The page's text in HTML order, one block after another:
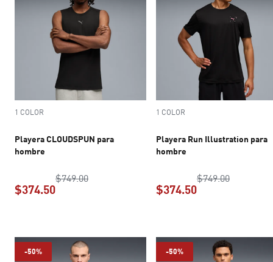
1 COLOR
Playera CLOUDSPUN para
hombre
$749.00precio original $749.00
$374.50
1 COLOR
Playera Run Illustration para
hombre
$749.00precio
$374.50
-50% -50%